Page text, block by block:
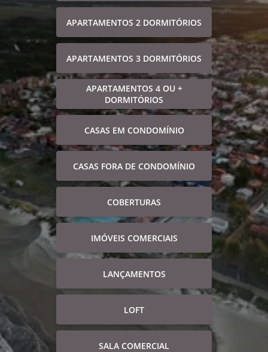
APARTAMENTOS 2 DORMITÓRIOS
APARTAMENTOS 3 DORMITÓRIOS
APARTAMENTOS 4 OU +
DORMITÓRIOS
CASAS EM CONDOMÍNIO
CASAS FORA DE CONDOMÍNIO
COBERTURAS
IMÓVEIS COMERCIAIS
LANÇAMENTOS
LOFT
SALA COMERCIAL